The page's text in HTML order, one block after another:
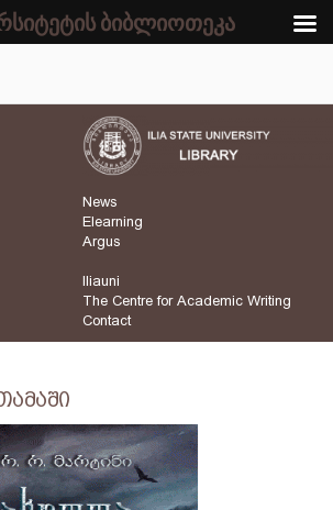
News
Elearning
Argus
Iliauni
The Centre for Academic Writing
Contact
ბიბლიოთეკა